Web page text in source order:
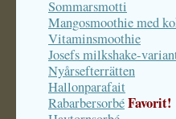
Sommarsmotti
Mangosmoothie med
Vitaminsmoothie
Josefs milkshake-
Nyårsefterrätten
Hallonparafait
RabarbersorbéFavorit!